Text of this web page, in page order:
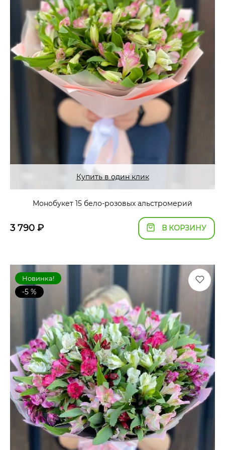
Купить в один клик
Монобукет 15 бело-розовых альстромерий
3 790 ₽ В КОРЗИНУ
Новинка!
-5 %